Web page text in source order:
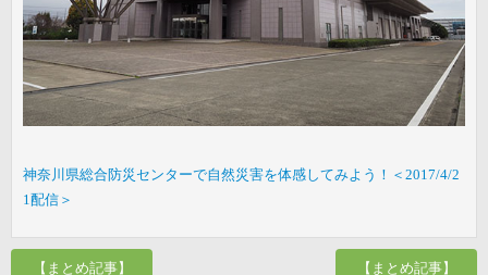
神奈川県総合防災センターで自然災害を体感してみよう！＜2017/4/2
1配信＞
【まとめ記事】 【まとめ記事】